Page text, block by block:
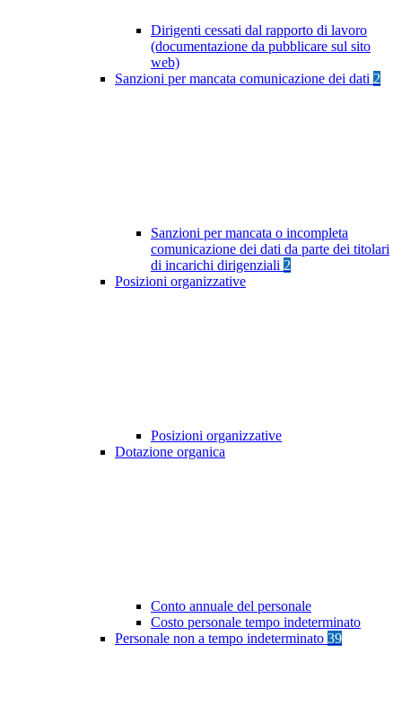
Dirigenti cessati dal rapporto di lavoro
(documentazione da pubblicare sul sito
web)
Sanzioni per mancata comunicazione dei dati 2
Sanzioni per mancata o incompleta
comunicazione dei dati da parte dei titolari
di incarichi dirigenziali 2
Posizioni organizzative
Posizioni organizzative
Dotazione organica
Conto annuale del personale
Costo personale tempo indeterminato
Personale non a tempo indeterminato 39